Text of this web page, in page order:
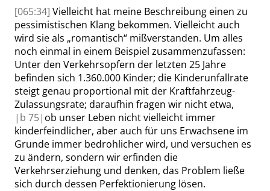
[065:34] Vielleicht hat meine Beschreibung einen zu
pessimistischen Klang bekommen. Vielleicht auch
wird sie als „romantisch“ mißverstanden. Um alles
noch einmal in einem Beispiel zusammenzufassen:
Unter den Verkehrsopfern der letzten 25 Jahre
befinden sich 1.360.000 Kinder; die Kinderunfallrate
steigt genau proportional mit der Kraftfahrzeug-
Zulassungsrate; daraufhin fragen wir nicht etwa,
| b 75| ob unser Leben nicht vielleicht immer
kinderfeindlicher, aber auch für uns Erwachsene im
Grunde immer bedrohlicher wird, und versuchen es
zu ändern, sondern wir erfinden die
Verkehrserziehung und denken, das Problem ließe
sich durch dessen Perfektionierung lösen.